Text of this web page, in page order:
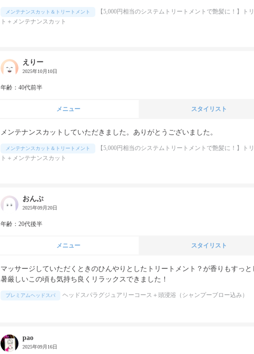
メンテナンスカット＆トリートメント
【5,000円相当のシステムトリートメントで艶髪に！】ト
ト＋メンテナンスカット
えりー
2025年10月10日
年齢：40代前半
メニュー スタイリスト
メンテナンスカットしていただきました。ありがとうございました。
メンテナンスカット＆トリートメント
【5,000円相当のシステムトリートメントで艶髪に！】ト
ト＋メンテナンスカット
おんぷ
2025年09月20日
年齢：20代後半
メニュー スタイリスト
マッサージしていただくときのひんやりとしたトリートメント？が香りもすっと
暑厳しいこの頃も気持ち良くリラックスできました！
プレミアムヘッドスパ ヘッドスパラグジュアリーコース＋頭浸浴（シャンプーブロー込み）
pao
2025年09月16日